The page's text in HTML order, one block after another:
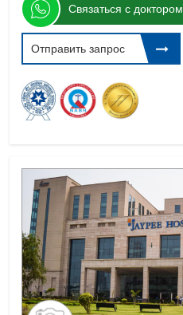
Связаться с доктором
Отправить запрос